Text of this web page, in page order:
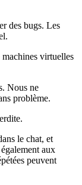
des bugs. Les
virtuelles
Nous ne
problème.
le chat, et
aux
peuvent